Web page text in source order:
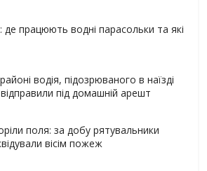
де працюють водні парасольки та які
водія, підозрюваного в наїзді
під домашній арешт
поля: за добу рятувальники
вісім пожеж